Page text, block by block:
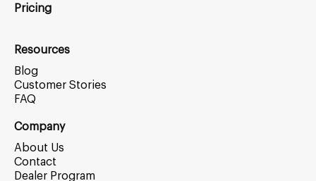
Pricing
Resources
Blog
Customer Stories
FAQ
Company
About Us
Contact
Dealer Program